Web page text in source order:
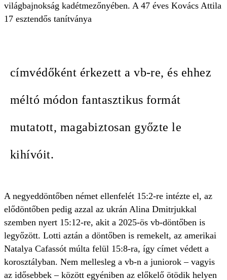
világbajnokság kadétmezőnyében. A 47 éves Kovács Attila
17 esztendős tanítványa
címvédőként érkezett a vb-re, és ehhez
méltó módon fantasztikus formát
mutatott, magabiztosan győzte le
kihívóit.
A negyeddöntőben német ellenfelét 15:2-re intézte el, az
elődöntőben pedig azzal az ukrán Alina Dmitrjukkal
szemben nyert 15:12-re, akit a 2025-ös vb-döntőben is
legyőzött. Lotti aztán a döntőben is remekelt, az amerikai
Natalya Cafassót múlta felül 15:8-ra, így címet védett a
korosztályban. Nem mellesleg a vb-n a juniorok – vagyis
az idősebbek – között egyéniben az előkelő ötödik helyen